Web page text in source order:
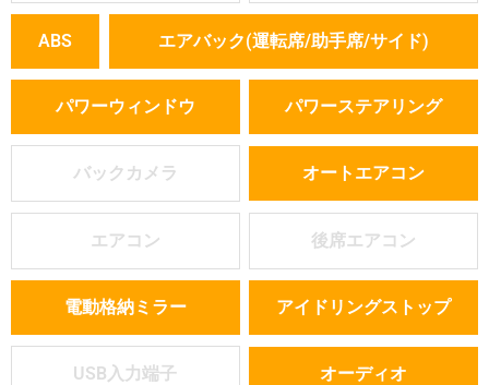
ABS エアバック(運転席/助手席/サイド)
パワーウィンドウ パワーステアリング
バックカメラ オートエアコン
エアコン 後席エアコン
電動格納ミラー アイドリングストップ
USB入力端子 オーディオ